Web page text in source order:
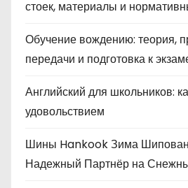
стоек, материалы и
Обучение вождению: теория,
передачи и подготовка к
Английский для школьников:
удовольствием
Шины Hankook Зима
Надежный Партнёр на